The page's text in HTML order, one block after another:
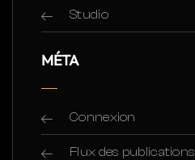
Studio
MÉTA
Connexion
Flux des publications